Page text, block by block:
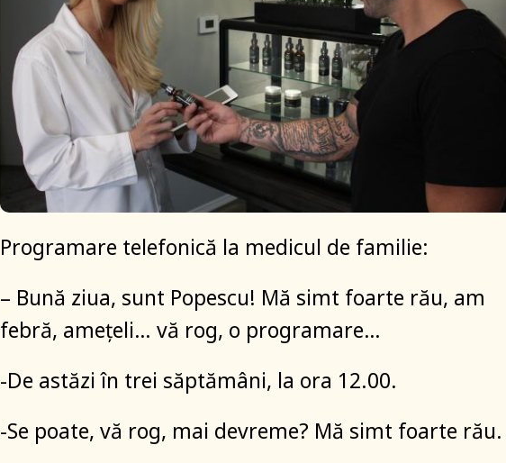
Programare telefonică la medicul de familie:
– Bună ziua, sunt Popescu! Mă simt foarte rău, am
febră, amețeli… vă rog, o programare…
-De astăzi în trei săptămâni, la ora 12.00.
-Se poate, vă rog, mai devreme? Mă simt foarte rău.